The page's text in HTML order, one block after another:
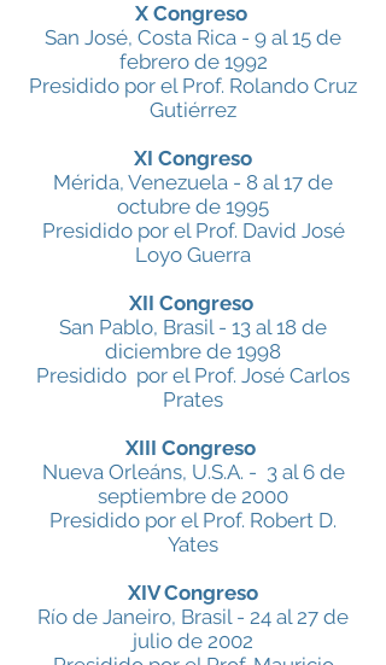
X Congreso
San José, Costa Rica - 9 al 15 de
febrero de 1992
Presidido por el Prof. Rolando Cruz
Gutiérrez
XI Congreso
Mérida, Venezuela - 8 al 17 de
octubre de 1995
Presidido por el Prof. David José
Loyo Guerra
XII Congreso
San Pablo, Brasil - 13 al 18 de
diciembre de 1998
Presidido por el Prof. José Carlos
Prates
XIII Congreso
Nueva Orleáns, U.S.A. - 3 al 6 de
septiembre de 2000
Presidido por el Prof. Robert D.
Yates
XIV Congreso
Río de Janeiro, Brasil - 24 al 27 de
julio de 2002